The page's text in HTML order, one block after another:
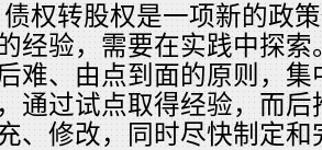
债权转股权是一项新的政
经验，需要在实践中探
难、由点到面的原则，
通过试点取得经验，而
、修改，同时尽快制定和